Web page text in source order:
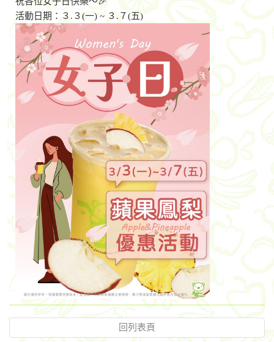
活動日期：３.３(一) ~ ３.７(五)
回列表頁